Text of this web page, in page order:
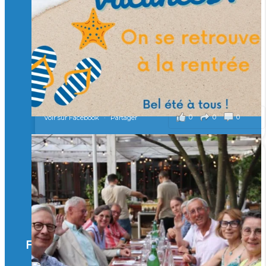
Merci à tous !
🎯 Taxe d’apprentissage 2026 : avec l'Isep, investissez pour
un numérique au service de l'humain !
À l’Isep, nous formons des ingénieurs, des bachelors, des
Mastères Spécialisés, qui allient excellence technologique et
valeurs humaines, au cœur de notre pro
...Voir plus
il y a 2 mois
0 0 0
Voir sur Facebook · Partager
🚀Afterwork à Genève 🚀
🥳 Le 22 avril dernier, 14 Alumni vivant / travaillant
en Suisse ont partagé un moment convivial de
retrouvailles et d'échanges !
Merci à tous pour votre présence et à Alexandre
CHEA pour l'organisation !
il y a 3 mois
Facebook